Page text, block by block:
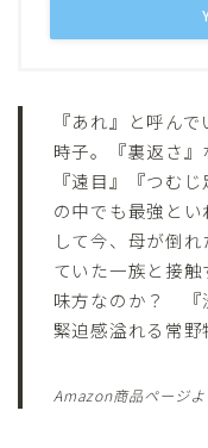
『あれ』と呼ん
時子。『裏返さ』
『遠目』『つむ
の中でも最強と
して今、母が倒
ていた一族と接
味方なのか？ 『
緊迫感溢れる常野
Amazon商品ページよ